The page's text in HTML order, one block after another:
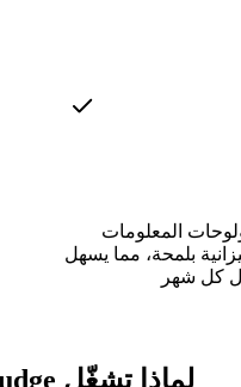
المعلومات
بلمحة، مما يسهل
لماذا تشغّل Budge على Hostinger؟